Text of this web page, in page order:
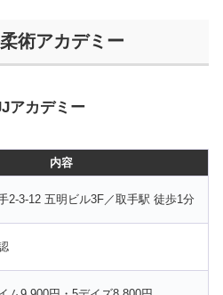
術アカデミー
アカデミー
内容
2-3-12 五明ビル3F／取手駅 徒歩1分